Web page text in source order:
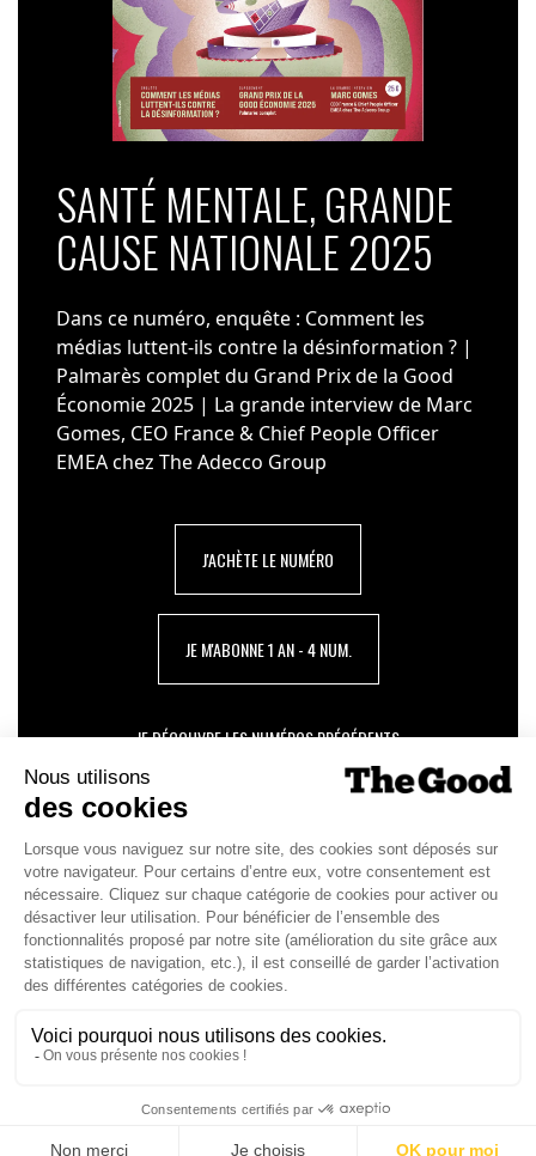
SANTÉ MENTALE, GRANDE
CAUSE NATIONALE 2025
Dans ce numéro, enquête : Comment les
médias luttent-ils contre la désinformation ? |
Palmarès complet du Grand Prix de la Good
Économie 2025 | La grande interview de Marc
Gomes, CEO France & Chief People Officer
EMEA chez The Adecco Group
J'ACHÈTE LE NUMÉRO
JE M'ABONNE 1 AN - 4 NUM.
JE DÉCOUVRE LES NUMÉROS PRÉCÉDENTS
Je suis déjà abonné(e) :
version digitale
SUIVEZ-NOUS